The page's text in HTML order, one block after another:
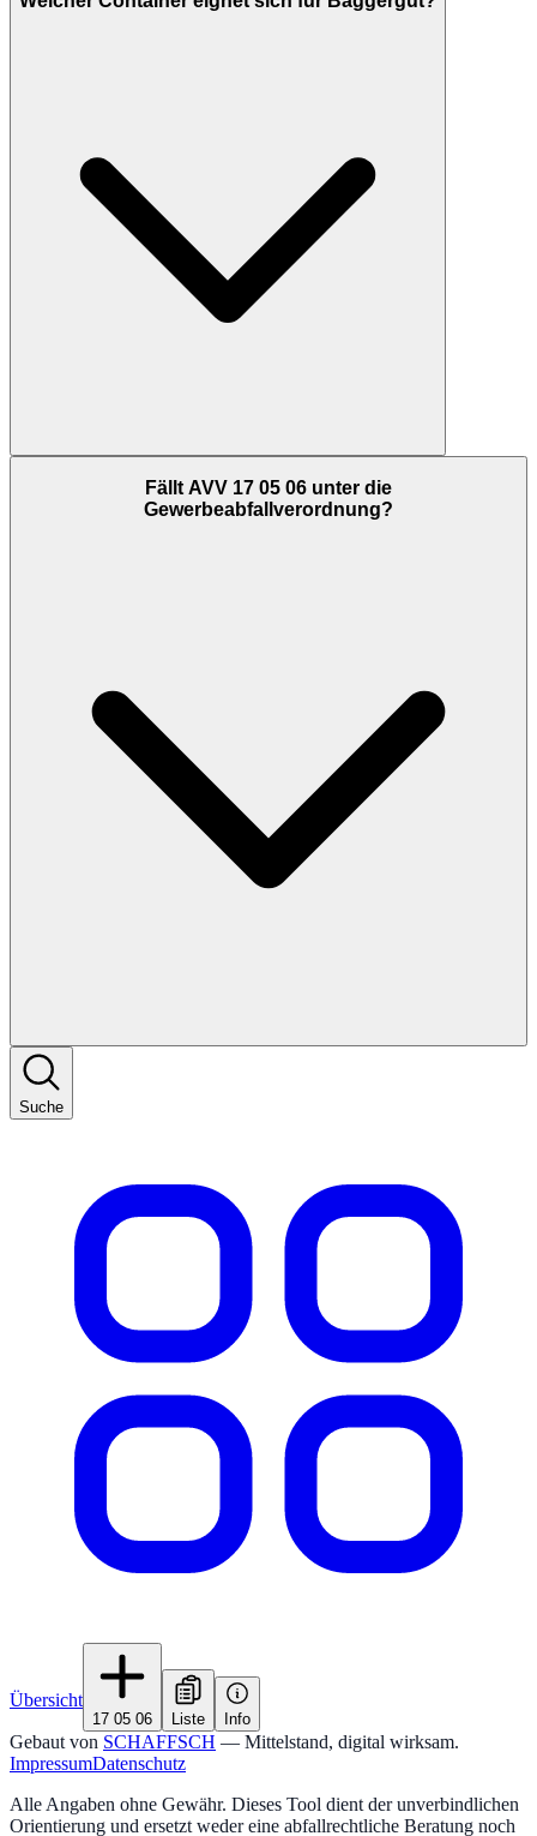
Fällt AVV 17 05 06 unter die
Gewerbeabfallverordnung?
Suche
Übersicht
17 05 06 Liste Info
Gebaut von SCHAFFSCH — Mittelstand, digital wirksam.
ImpressumDatenschutz
Alle Angaben ohne Gewähr. Dieses Tool dient der unverbindlichen
Orientierung und ersetzt weder eine abfallrechtliche Beratung noch